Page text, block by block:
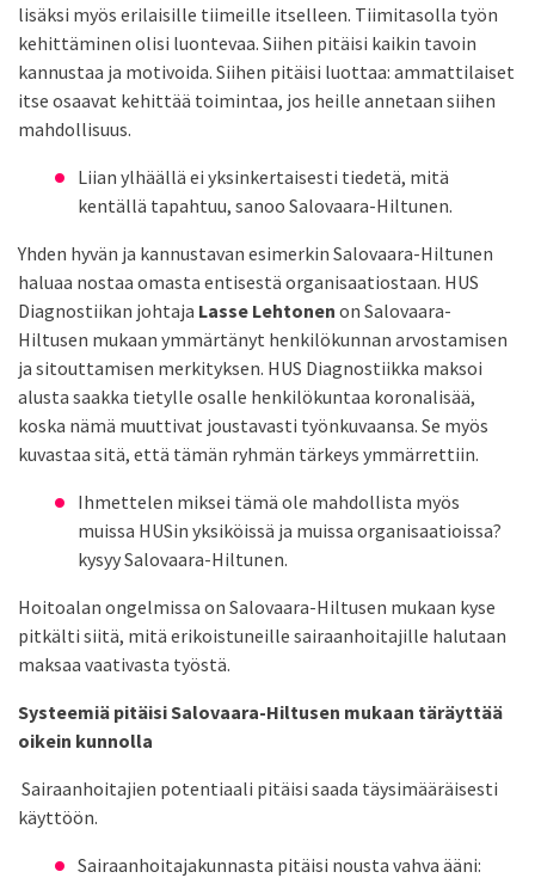
lisäksi myös erilaisille tiimeille itselleen. Tiimitasolla työn
kehittäminen olisi luontevaa. Siihen pitäisi kaikin tavoin
kannustaa ja motivoida. Siihen pitäisi luottaa: ammattilaiset
itse osaavat kehittää toimintaa, jos heille annetaan siihen
mahdollisuus.
Liian ylhäällä ei yksinkertaisesti tiedetä, mitä
kentällä tapahtuu, sanoo Salovaara-Hiltunen.
Yhden hyvän ja kannustavan esimerkin Salovaara-Hiltunen
haluaa nostaa omasta entisestä organisaatiostaan. HUS
Diagnostiikan johtaja Lasse Lehtonen on Salovaara-
Hiltusen mukaan ymmärtänyt henkilökunnan arvostamisen
ja sitouttamisen merkityksen. HUS Diagnostiikka maksoi
alusta saakka tietylle osalle henkilökuntaa koronalisää,
koska nämä muuttivat joustavasti työnkuvaansa. Se myös
kuvastaa sitä, että tämän ryhmän tärkeys ymmärrettiin.
Ihmettelen miksei tämä ole mahdollista myös
muissa HUSin yksiköissä ja muissa organisaatioissa?
kysyy Salovaara-Hiltunen.
Hoitoalan ongelmissa on Salovaara-Hiltusen mukaan kyse
pitkälti siitä, mitä erikoistuneille sairaanhoitajille halutaan
maksaa vaativasta työstä.
Systeemiä pitäisi Salovaara-Hiltusen mukaan täräyttää
oikein kunnolla
Sairaanhoitajien potentiaali pitäisi saada täysimääräisesti
käyttöön.
Sairaanhoitajakunnasta pitäisi nousta vahva ääni: